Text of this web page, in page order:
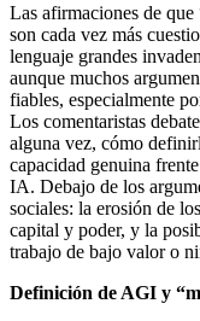
Las afirmaciones de
son cada vez más
lenguaje grandes
aunque muchos
fiables, especialmente
Los comentaristas
alguna vez, cómo
capacidad genuina
IA. Debajo de los
sociales: la erosión de
capital y poder, y la
trabajo de bajo valor o
Definición de AGI y